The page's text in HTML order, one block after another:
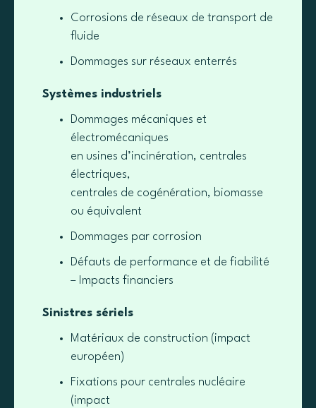
Corrosions de réseaux de transport de
fluide
Dommages sur réseaux enterrés
Systèmes industriels
Dommages mécaniques et
électromécaniques
en usines d’incinération, centrales
électriques,
centrales de cogénération, biomasse
ou équivalent
Dommages par corrosion
Défauts de performance et de fiabilité
– Impacts financiers
Sinistres sériels
Matériaux de construction (impact
européen)
Fixations pour centrales nucléaire
(impact